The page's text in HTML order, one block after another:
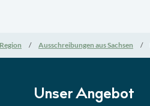
Region Ausschreibungen aus Sachsen
Unser Angebot